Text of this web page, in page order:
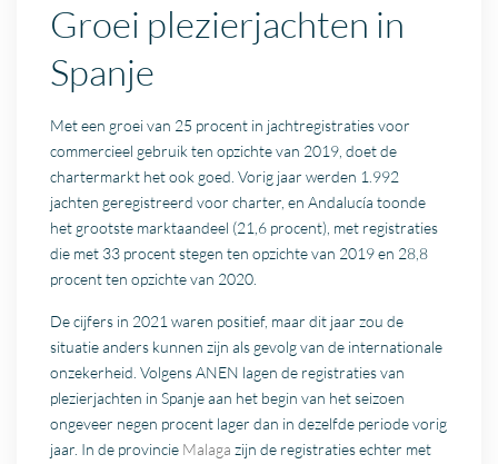
Groei plezierjachten in
Spanje
Met een groei van 25 procent in jachtregistraties voor
commercieel gebruik ten opzichte van 2019, doet de
chartermarkt het ook goed. Vorig jaar werden 1.992
jachten geregistreerd voor charter, en Andalucía toonde
het grootste marktaandeel (21,6 procent), met registraties
die met 33 procent stegen ten opzichte van 2019 en 28,8
procent ten opzichte van 2020.
De cijfers in 2021 waren positief, maar dit jaar zou de
situatie anders kunnen zijn als gevolg van de internationale
onzekerheid. Volgens ANEN lagen de registraties van
plezierjachten in Spanje aan het begin van het seizoen
ongeveer negen procent lager dan in dezelfde periode vorig
jaar. In de provincie Malaga zijn de registraties echter met